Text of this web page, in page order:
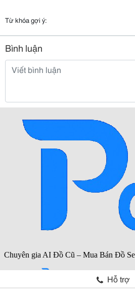
Từ khóa gợi ý:
Bình luận
Hỗ trợ